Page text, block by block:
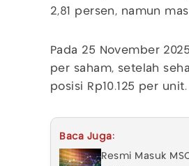
2,81 persen, namun
Pada 25 November
per saham, setelah
posisi Rp10.125 per unit.
Baca Juga:
Resmi Masuk